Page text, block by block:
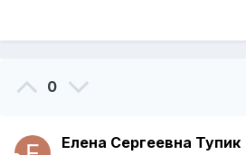
0
Елена Сергеевна Тупик